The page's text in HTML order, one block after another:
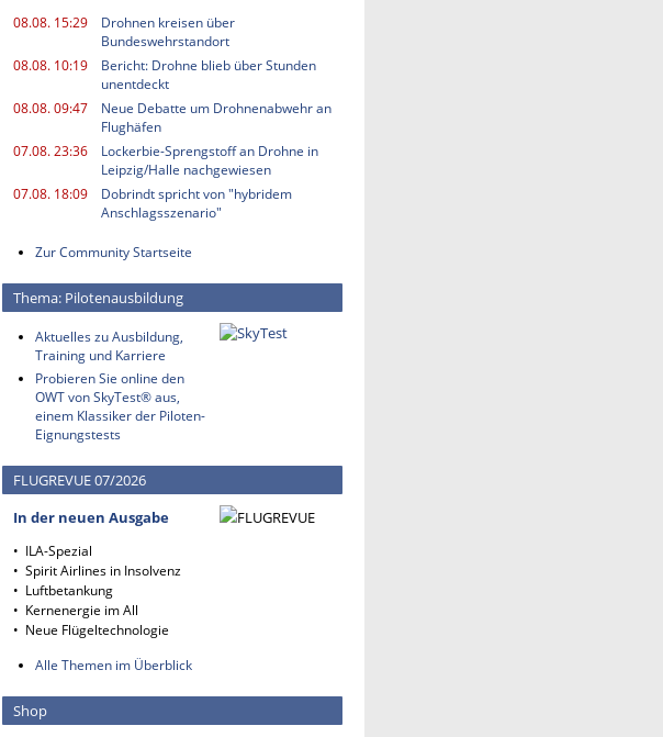
08.08. 15:29
Drohnen kreisen über
Bundeswehrstandort
08.08. 10:19
Bericht: Drohne blieb über Stunden
unentdeckt
08.08. 09:47
Neue Debatte um Drohnenabwehr an
Flughäfen
07.08. 23:36
Lockerbie-Sprengstoff an Drohne in
Leipzig/Halle nachgewiesen
07.08. 18:09
Dobrindt spricht von "hybridem
Anschlagsszenario"
Zur Community Startseite
Thema: Pilotenausbildung
Aktuelles zu Ausbildung,
Training und Karriere
Probieren Sie online den
OWT von SkyTest® aus,
einem Klassiker der Piloten-
Eignungstests
FLUGREVUE 07/2026
In der neuen Ausgabe
• ILA-Spezial
• Spirit Airlines in Insolvenz
• Luftbetankung
• Kernenergie im All
• Neue Flügeltechnologie
Alle Themen im Überblick
Shop